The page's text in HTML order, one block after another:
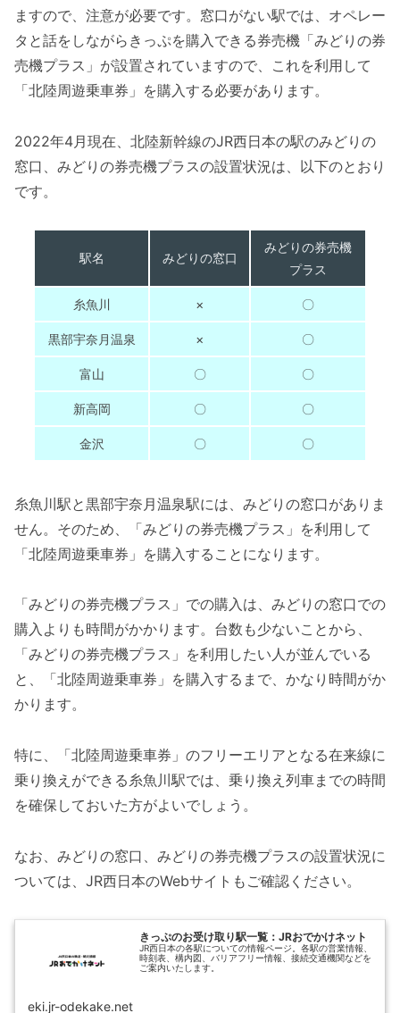
ますので、注意が必要です。窓口がない駅では、オペレー
タと話をしながらきっぷを購入できる券売機「みどりの券
売機プラス」が設置されていますので、これを利用して
「北陸周遊乗車券」を購入する必要があります。
2022年4月現在、北陸新幹線のJR西日本の駅のみどりの
窓口、みどりの券売機プラスの設置状況は、以下のとおり
です。
駅名 みどりの窓口
みどりの券売機
プラス
糸魚川 × 〇
黒部宇奈月温泉 × 〇
富山 〇 〇
新高岡 〇 〇
金沢 〇 〇
糸魚川駅と黒部宇奈月温泉駅には、みどりの窓口がありま
せん。そのため、「みどりの券売機プラス」を利用して
「北陸周遊乗車券」を購入することになります。
「みどりの券売機プラス」での購入は、みどりの窓口での
購入よりも時間がかかります。台数も少ないことから、
「みどりの券売機プラス」を利用したい人が並んでいる
と、「北陸周遊乗車券」を購入するまで、かなり時間がか
かります。
特に、「北陸周遊乗車券」のフリーエリアとなる在来線に
乗り換えができる糸魚川駅では、乗り換え列車までの時間
を確保しておいた方がよいでしょう。
なお、みどりの窓口、みどりの券売機プラスの設置状況に
ついては、JR西日本のWebサイトもご確認ください。
きっぷのお受け取り駅一覧：JRおでかけネット
JR西日本の各駅についての情報ページ。各駅の営業情報、
時刻表、構内図、バリアフリー情報、接続交通機関などを
ご案内いたします。
eki.jr-odekake.net